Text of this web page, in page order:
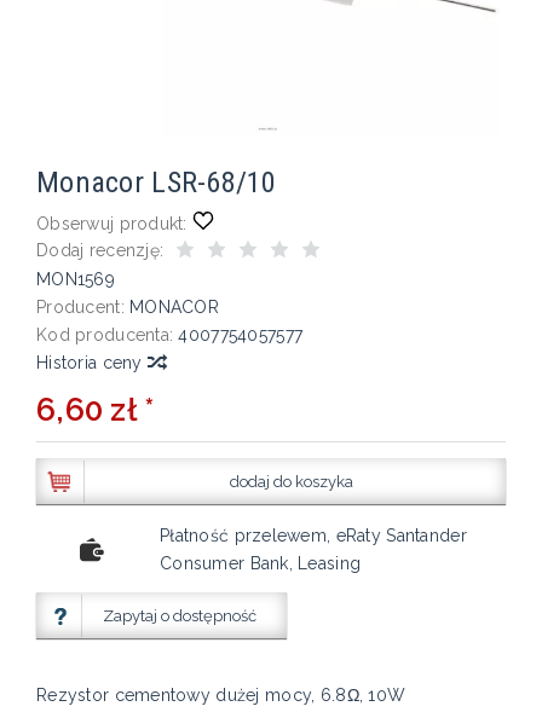
Monacor LSR-68/10
Obserwuj produkt:
Dodaj recenzję:
MON1569
Producent: MONACOR
Kod producenta: 4007754057577
Historia ceny
6,60 zł *
dodaj do koszyka
Płatność przelewem, eRaty Santander
Consumer Bank, Leasing
Zapytaj o dostępność
Rezystor cementowy dużej mocy, 6.8Ω, 10W